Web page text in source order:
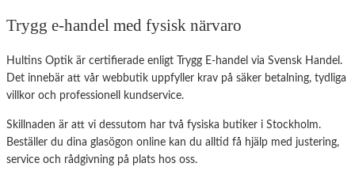
Trygg e-handel med fysisk närvaro
Hultins Optik är certifierade enligt Trygg E-handel via Svensk Handel.
Det innebär att vår webbutik uppfyller krav på säker betalning, tydliga
villkor och professionell kundservice.
Skillnaden är att vi dessutom har två fysiska butiker i Stockholm.
Beställer du dina glasögon online kan du alltid få hjälp med justering,
service och rådgivning på plats hos oss.